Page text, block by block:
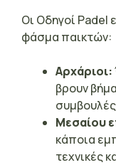
Οι Οδηγοί Padel
φάσμα παικτών:
Αρχάριοι:
βρουν
Μεσαίου
κάποια
τεχνικές